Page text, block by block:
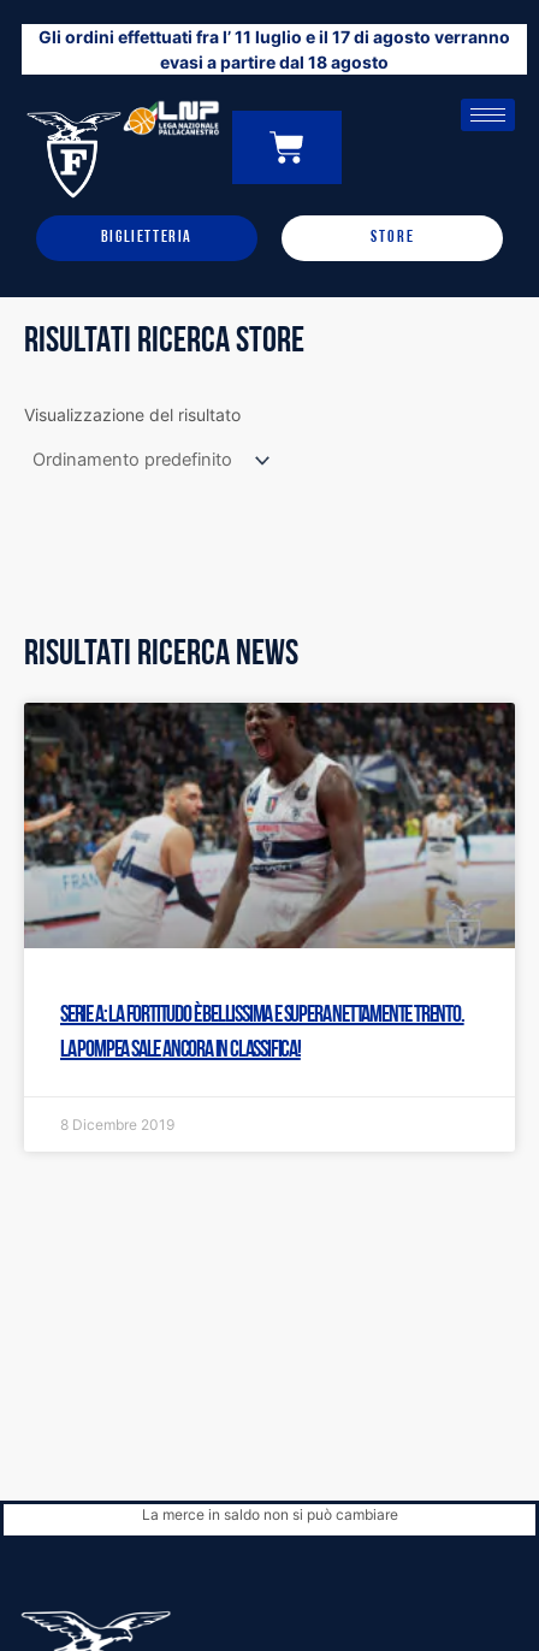
contenuto
Gli ordini effettuati fra l’ 11 luglio e il 17 di agosto verranno
evasi a partire dal 18 agosto
0
CARRELLO
BIGLIETTERIA STORE
RISULTATI RICERCA STORE
Visualizzazione del risultato
RISULTATI RICERCA NEWS
Serie A: La Fortitudo è bellissima e supera nettamente Trento.
La Pompea sale ancora in classifica!
8 Dicembre 2019
La merce in saldo non si può cambiare